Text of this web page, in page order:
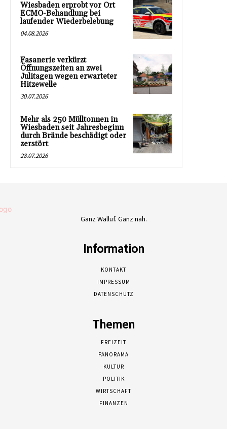
Wiesbaden erprobt vor Ort
ECMO-Behandlung bei
laufender Wiederbelebung
04.08.2026
Fasanerie verkürzt
Öffnungszeiten an zwei
Julitagen wegen erwarteter
Hitzewelle
30.07.2026
Mehr als 250 Mülltonnen in
Wiesbaden seit Jahresbeginn
durch Brände beschädigt oder
zerstört
28.07.2026
Ganz Walluf. Ganz nah.
Information
KONTAKT
IMPRESSUM
DATENSCHUTZ
Themen
FREIZEIT
PANORAMA
KULTUR
POLITIK
WIRTSCHAFT
FINANZEN